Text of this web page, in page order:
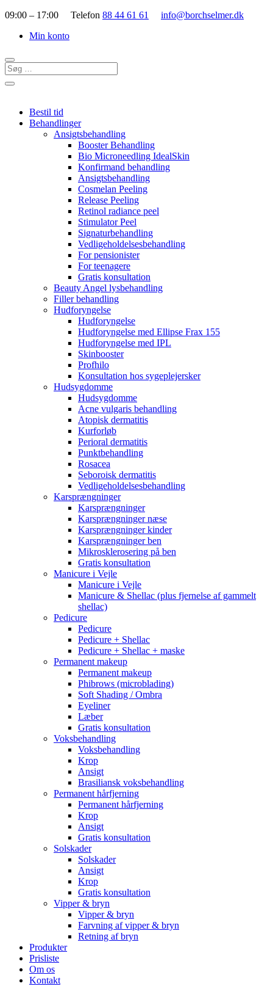
09:00 – 17:00 Telefon 88 44 61 61
info@borchselmer.dk
Min konto
Bestil tid
Behandlinger
Ansigtsbehandling
Booster Behandling
Bio Microneedling IdealSkin
Konfirmand behandling
Ansigtsbehandling
Cosmelan Peeling
Release Peeling
Retinol radiance peel
Stimulator Peel
Signaturbehandling
Vedligeholdelsesbehandling
For pensionister
For teenagere
Gratis konsultation
Beauty Angel lysbehandling
Filler behandling
Hudforyngelse
Hudforyngelse
Hudforyngelse med Ellipse Frax 155
Hudforyngelse med IPL
Skinbooster
Profhilo
Konsultation hos sygeplejersker
Hudsygdomme
Hudsygdomme
Acne vulgaris behandling
Atopisk dermatitis
Kurforløb
Perioral dermatitis
Punktbehandling
Rosacea
Seboroisk dermatitis
Vedligeholdelsesbehandling
Karsprængninger
Karsprængninger
Karsprængninger næse
Karsprængninger kinder
Karsprængninger ben
Mikrosklerosering på ben
Gratis konsultation
Manicure i Vejle
Manicure i Vejle
Manicure & Shellac (plus fjernelse af gammelt
shellac)
Pedicure
Pedicure
Pedicure + Shellac
Pedicure + Shellac + maske
Permanent makeup
Permanent makeup
Phibrows (microblading)
Soft Shading / Ombra
Eyeliner
Læber
Gratis konsultation
Voksbehandling
Voksbehandling
Krop
Ansigt
Brasiliansk voksbehandling
Permanent hårfjerning
Permanent hårfjerning
Krop
Ansigt
Gratis konsultation
Solskader
Solskader
Ansigt
Krop
Gratis konsultation
Vipper & bryn
Vipper & bryn
Farvning af vipper & bryn
Retning af bryn
Produkter
Prisliste
Om os
Kontakt